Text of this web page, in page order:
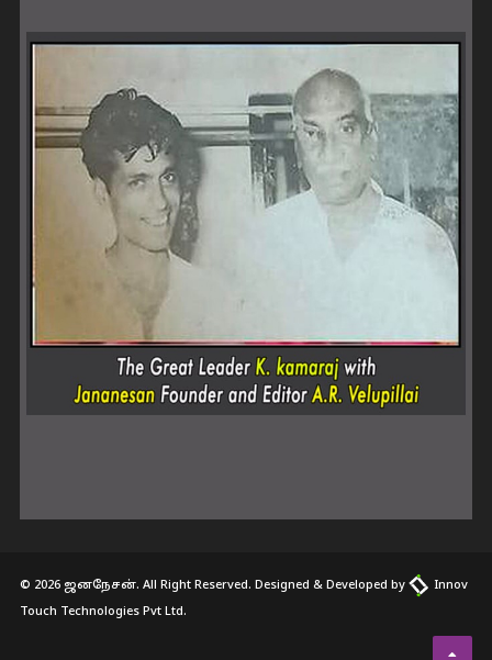
© 2026 ஜனநேசன். All Right Reserved. Designed & Developed by
Innov
Touch Technologies Pvt Ltd.